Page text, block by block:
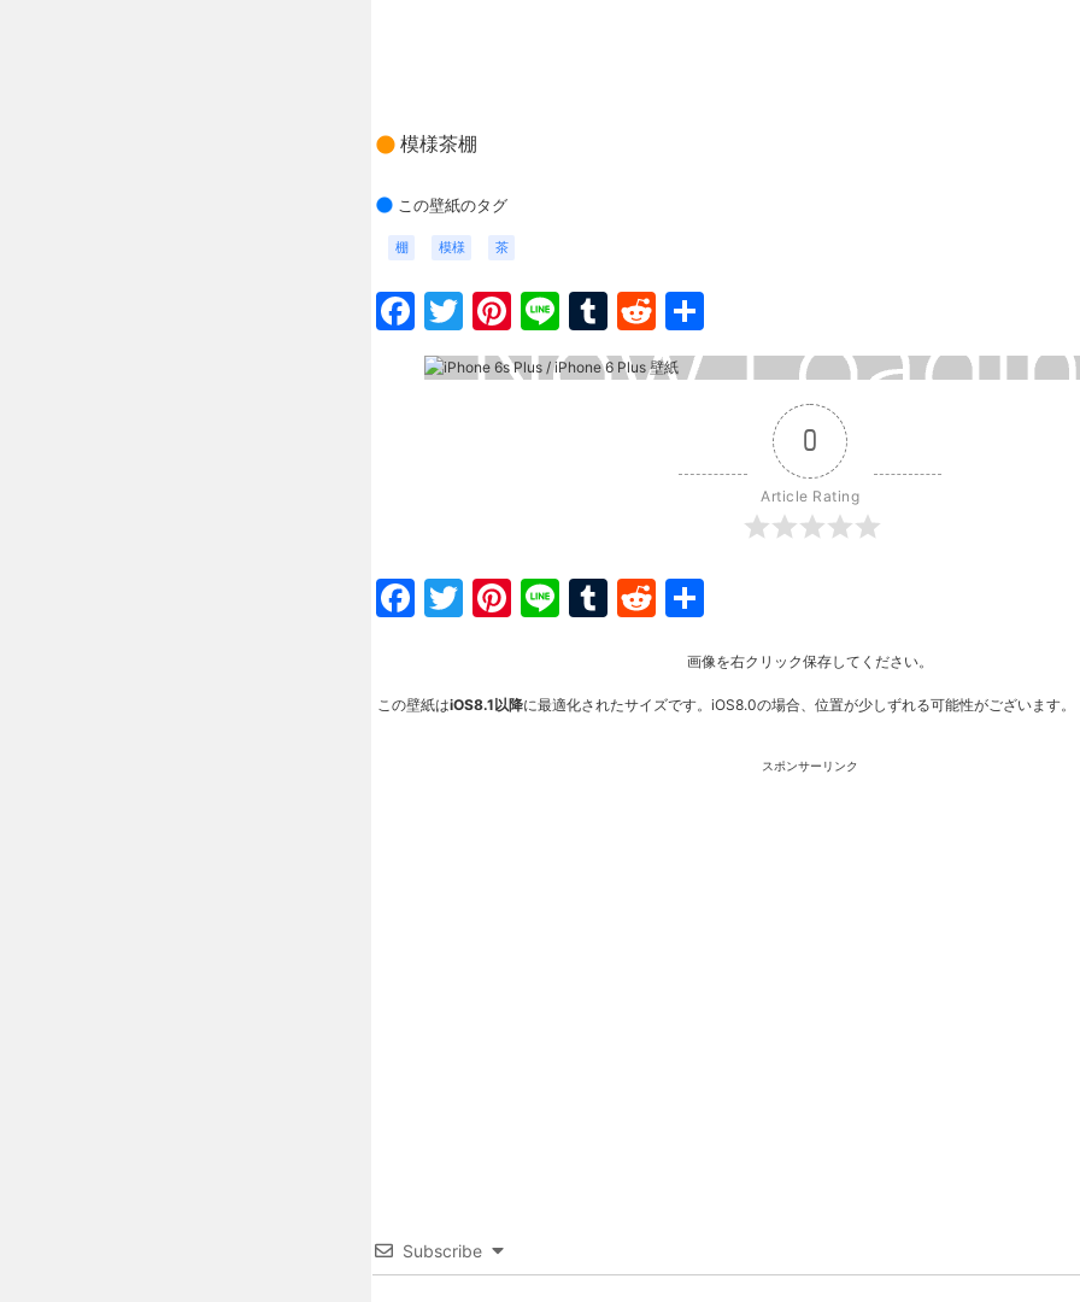
模様茶棚
この壁紙のタグ
棚 模様 茶
Facebook
Twitter
Pinterest
LineTumblr
Reddit
有
0
Article Rating
Facebook
Twitter
Pinterest
LineTumblr
Reddit
画像を右クリック保存してください。
この壁紙はiOS8.1以降に最適化されたサイズです。iOS8.0の場合、位置が少しずれる可能性がございます。
スポンサーリンク
Subscribe